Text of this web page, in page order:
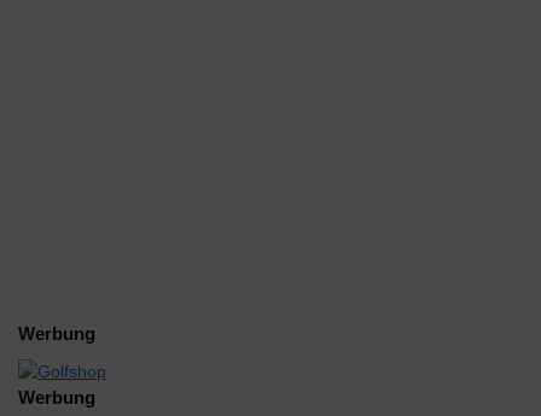
Werbung
Werbung